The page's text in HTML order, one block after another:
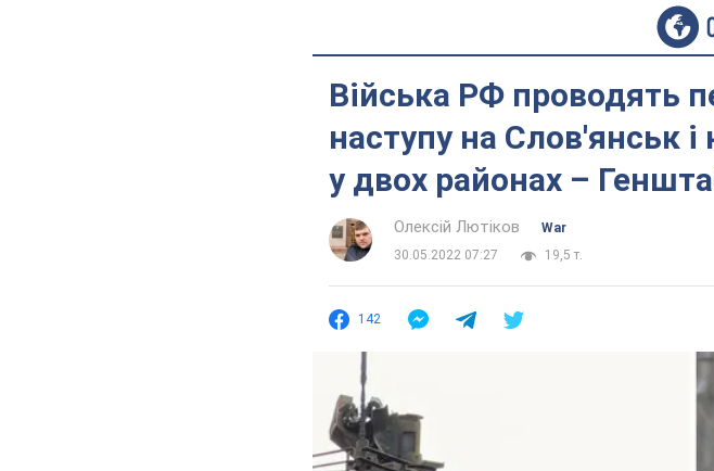
Війська РФ проводять
наступу на Слов'янськ
у двох районах –
Олексій Лютіков
War
30.05.2022 07:27
19,5 т.
142